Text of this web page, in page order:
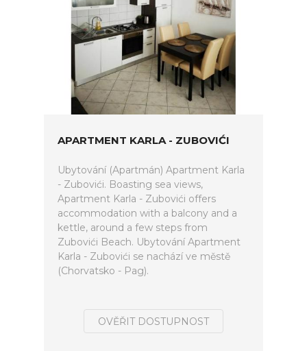
APARTMENT KARLA - ZUBOVIĆI
Ubytování (Apartmán) Apartment Karla
- Zubovići. Boasting sea views,
Apartment Karla - Zubovići offers
accommodation with a balcony and a
kettle, around a few steps from
Zubovići Beach. Ubytování Apartment
Karla - Zubovići se nachází ve městě
(Chorvatsko - Pag).
OVĚŘIT DOSTUPNOST